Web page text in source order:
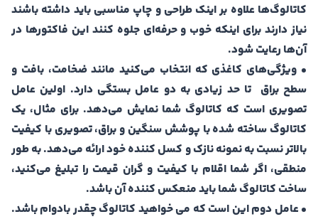
کاتالوگ‌ها علاوه بر اینک طراحی و چاپ مناسبی باید داشته باشند
نیاز دارند برای اینکه خوب و حرفه‌ای جلوه کنند این فاکتورها در
آن‌ها رعایت شود.
• ویژگی‌های کاغذی که انتخاب می‌کنید مانند ضخامت، بافت و
سطح براق تا حد زیادی به دو عامل بستگی دارد. اولین عامل
تصویری است که کاتالوگ شما نمایش می‌دهد. برای مثال، یک
کاتالوگ ساخته شده با پوشش سنگین و براق، تصویری با کیفیت
بالاتر نسبت به نمونه نازک و کسل کننده خود ارائه می‌دهد. به طور
منطقی، اگر شما اقلام با کیفیت و گران قیمت را تبلیغ می‌کنید،
ساخت کاتالوگ شما باید منعکس کننده آن باشد.
• عامل دوم این است که می خواهید کاتالوگ چقدر بادوام باشد.